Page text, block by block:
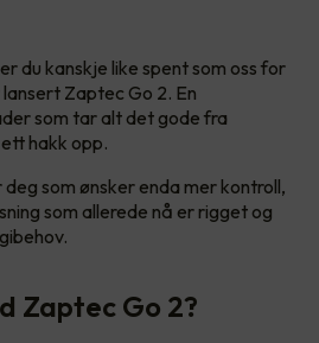
du kanskje like spent som oss for
Zaptec Go 2. En
som tar alt det gode fra
hakk opp.
som ønsker enda mer kontroll,
som allerede nå er rigget og
Zaptec Go 2?